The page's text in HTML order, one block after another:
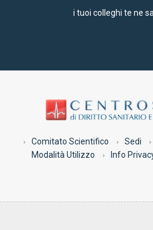
i tuoi colleghi te ne
Comitato Scientifico Sedi
Modalità Utilizzo
Info